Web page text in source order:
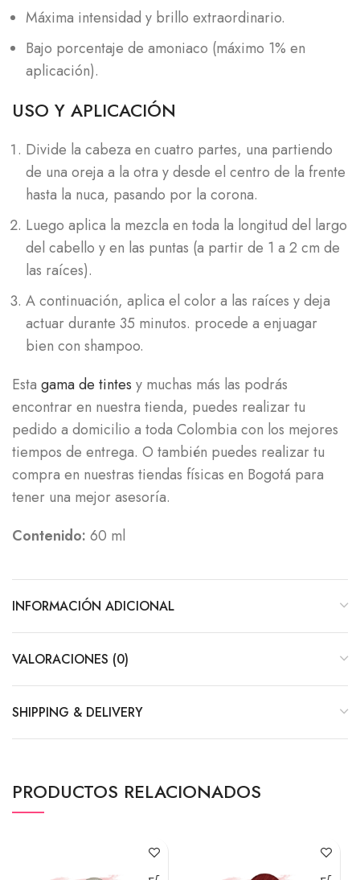
Máxima intensidad y brillo extraordinario.
Bajo porcentaje de amoniaco (máximo 1% en
aplicación).
USO Y APLICACIÓN
Divide la cabeza en cuatro partes, una partiendo
de una oreja a la otra y desde el centro de la frente
hasta la nuca, pasando por la corona.
Luego aplica la mezcla en toda la longitud del largo
del cabello y en las puntas (a partir de 1 a 2 cm de
las raíces).
A continuación, aplica el color a las raíces y deja
actuar durante 35 minutos. procede a enjuagar
bien con shampoo.
Esta gama de tintes y muchas más las podrás
encontrar en nuestra tienda, puedes realizar tu
pedido a domicilio a toda Colombia con los mejores
tiempos de entrega. O también puedes realizar tu
compra en nuestras tiendas físicas en Bogotá para
tener una mejor asesoría.
Contenido: 60 ml
INFORMACIÓN ADICIONAL
VALORACIONES (0)
SHIPPING & DELIVERY
PRODUCTOS RELACIONADOS